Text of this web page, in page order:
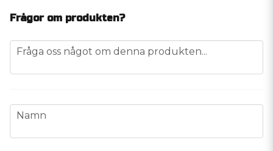
Frågor om produkten?
question
Fråga oss något om denna produkten...
name
Namn